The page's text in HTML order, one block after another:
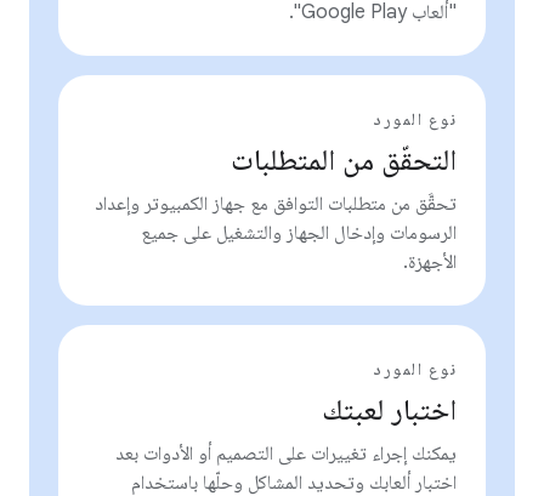
"ألعاب Google Play".
نوع المورد
التحقّق من المتطلبات
تحقَّق من متطلبات التوافق مع جهاز الكمبيوتر وإعداد
الرسومات وإدخال الجهاز والتشغيل على جميع
الأجهزة.
نوع المورد
اختبار لعبتك
يمكنك إجراء تغييرات على التصميم أو الأدوات بعد
اختبار ألعابك وتحديد المشاكل وحلّها باستخدام